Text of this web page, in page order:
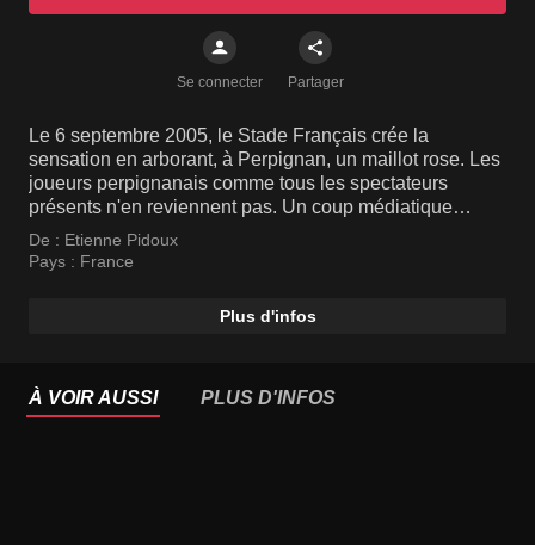
Se connecter Partager
Le 6 septembre 2005, le Stade Français crée la
sensation en arborant, à Perpignan, un maillot rose. Les
joueurs perpignanais comme tous les spectateurs
présents n'en reviennent pas. Un coup médiatique
réalisé par le club parisien comme son calendrier
dénudé. En presque 140 ans d'histoire, le Stade français
les Parisiens courent après un nouveau sacre et, après
De : Etienne Pidoux
Pays : France
Plus d'infos
À VOIR AUSSI PLUS D'INFOS